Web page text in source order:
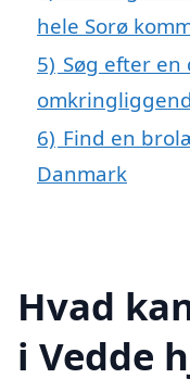
hele Sorø
5) Søg efter
6) Find en
Danmark
Hvad
i Vedde